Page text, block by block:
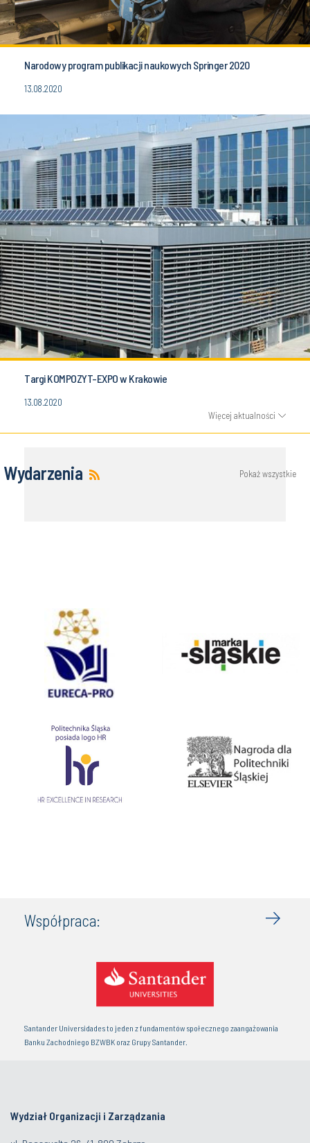
Narodowy program publikacji naukowych Springer 2020
13.08.2020
Targi KOMPOZYT-EXPO w Krakowie
13.08.2020
Więcej aktualności
Wydarzenia Pokaż wszystkie
Współpraca:
Santander Universidades to jeden z fundamentów społecznego zaangażowania
Banku Zachodniego BZWBK oraz Grupy Santander.
Wydział Organizacji i Zarządzania